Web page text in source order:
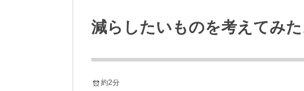
減らしたいものを考えてみた
約2分